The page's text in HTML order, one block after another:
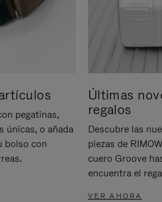
pegatinas,
únicas, o añada
bolso con
Últimas
regalos
Descubre las
piezas de
cuero Groove
encuentra el
VER AHORA